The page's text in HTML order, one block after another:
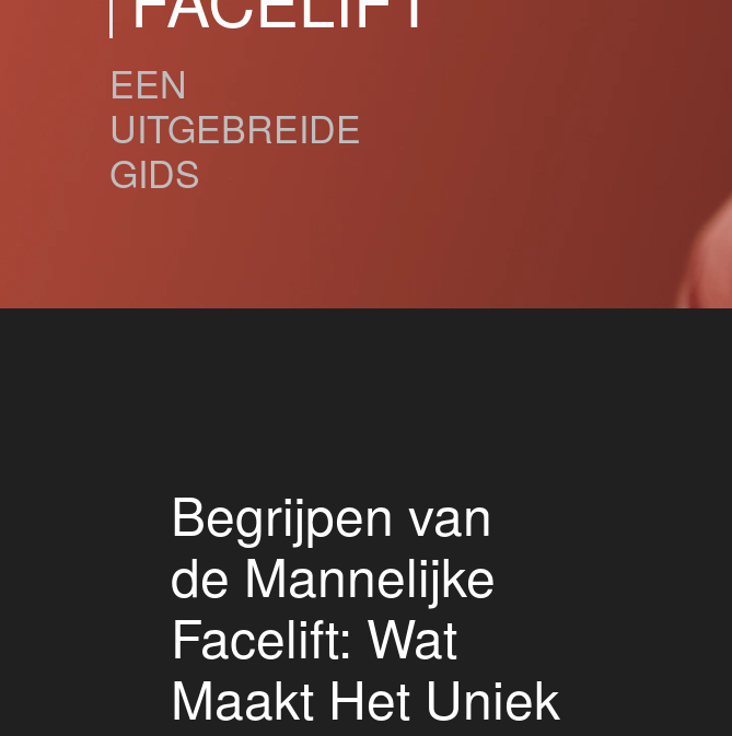
EEN
UITGEBREIDE
GIDS
Begrijpen van
de Mannelijke
Facelift: Wat
Maakt Het Uniek